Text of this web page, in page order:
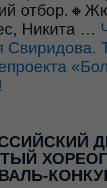
Никита …
Свиридова.